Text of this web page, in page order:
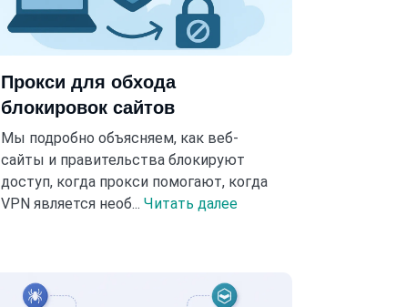
Прокси для обхода
блокировок сайтов
Мы подробно объясняем, как веб-
сайты и правительства блокируют
доступ, когда прокси помогают, когда
VPN является необ... Читать далее